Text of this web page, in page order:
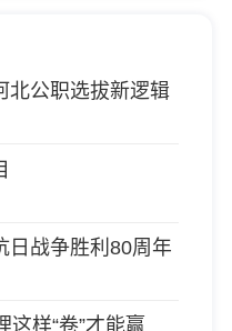
北公职选拔新逻辑
战争胜利80周年
样“卷”才能赢